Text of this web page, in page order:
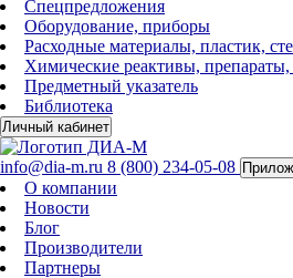
Спецпредложения
Оборудование, приборы
Расходные материалы, пластик,
Химические реактивы,
Предметный указатель
Библиотека
Личный кабинет
info@dia-m.ru 8 (800) 234-05-08
О компании
Новости
Блог
Производители
Партнеры